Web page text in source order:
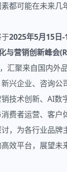
都可能在未来几
2025年5月15日-
与营销创新峰会
汇聚来自国内外
兴企业、咨询公
技术创新、AI数
费者运营、客户
，为各行业品牌
效平台，展望未